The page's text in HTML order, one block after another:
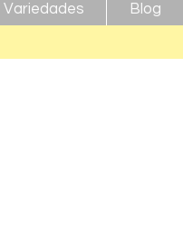
Variedades Blog